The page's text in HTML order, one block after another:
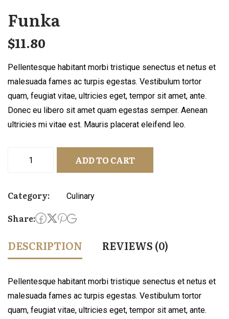
Funka
$11.80
Pellentesque habitant morbi tristique senectus et netus et
malesuada fames ac turpis egestas. Vestibulum tortor
quam, feugiat vitae, ultricies eget, tempor sit amet, ante.
Donec eu libero sit amet quam egestas semper. Aenean
ultricies mi vitae est. Mauris placerat eleifend leo.
ADD TO CART
Category: Culinary
Share:
DESCRIPTION REVIEWS (0)
Pellentesque habitant morbi tristique senectus et netus et
malesuada fames ac turpis egestas. Vestibulum tortor
quam, feugiat vitae, ultricies eget, tempor sit amet, ante.